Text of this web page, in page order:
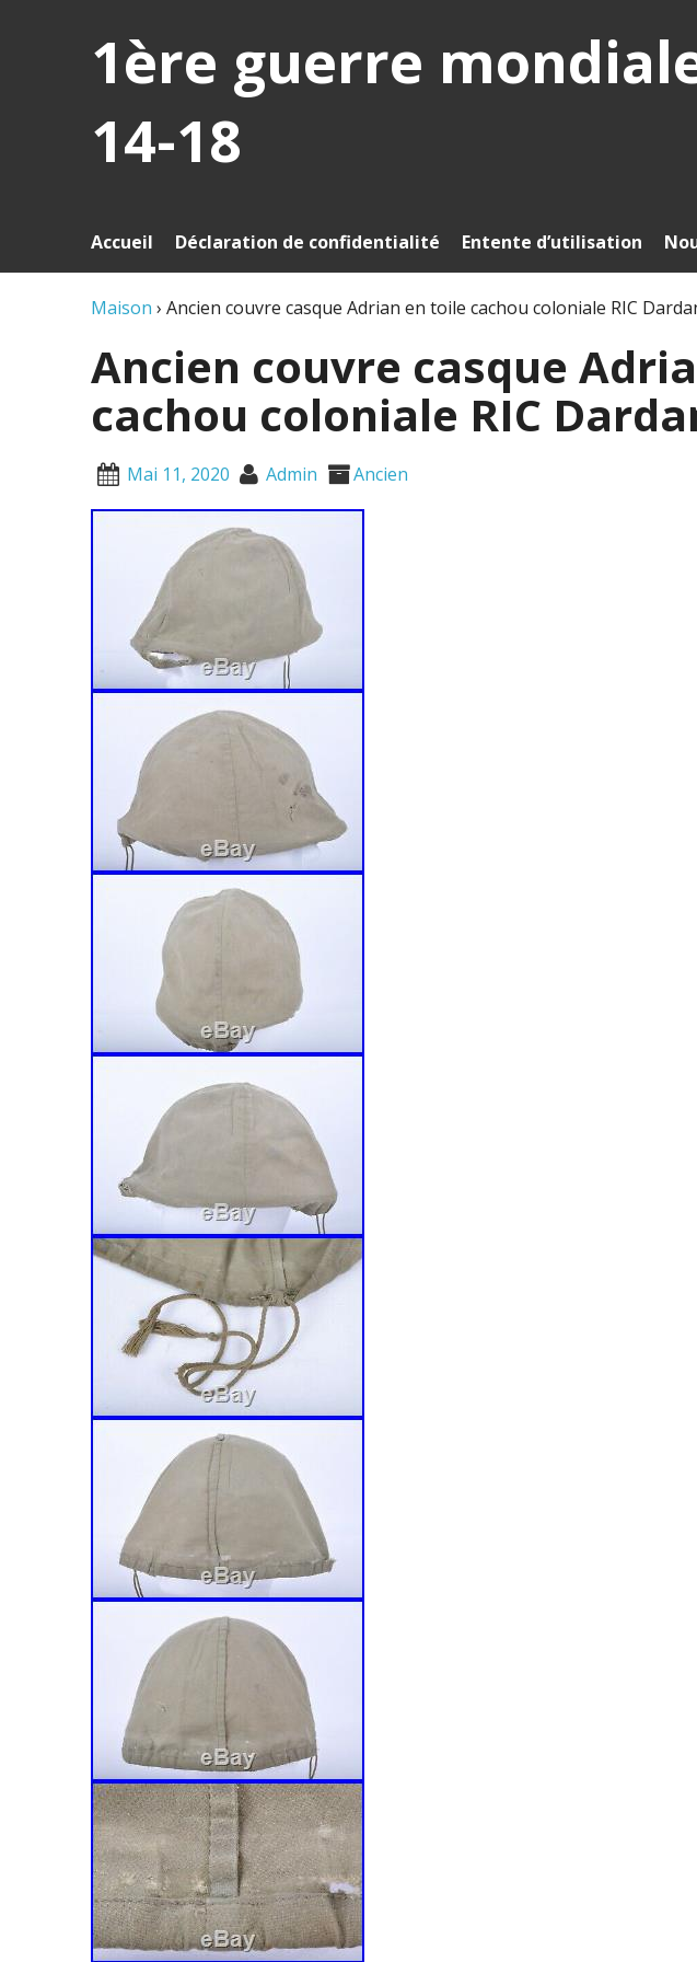
1ère guerre
14-18
Accueil Déclaration de confidentialité Entente d’utilisation
Maison › Ancien couvre casque Adrian en toile cachou coloniale RIC
Ancien couvre casque
cachou coloniale RIC
Mai 11, 2020 Admin Ancien